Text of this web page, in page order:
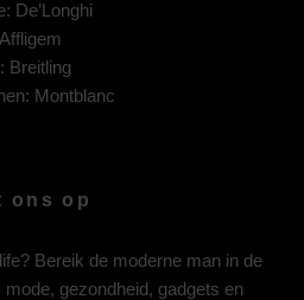
De’Longhi
Affligem
Breitling
Montblanc
ons op
Bereik de moderne man in de
gezondheid, gadgets en